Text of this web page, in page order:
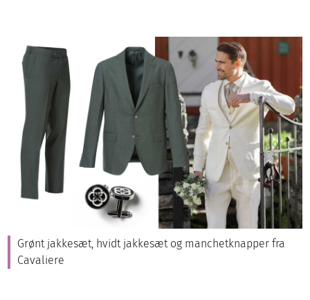
Grønt jakkesæt, hvidt jakkesæt og manchetknapper fra
Cavaliere